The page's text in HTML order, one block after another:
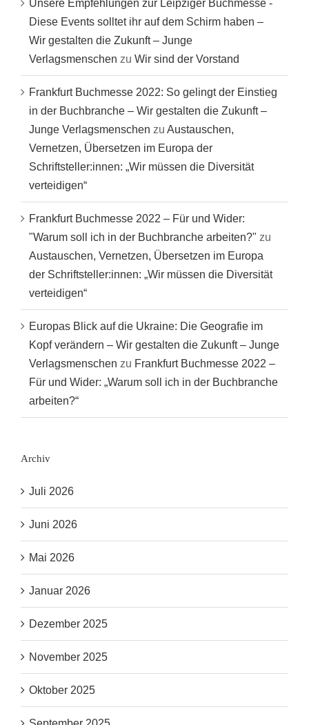
Unsere Empfehlungen zur Leipziger Buchmesse -
Diese Events solltet ihr auf dem Schirm haben –
Wir gestalten die Zukunft – Junge
Verlagsmenschen zu Wir sind der Vorstand
Frankfurt Buchmesse 2022: So gelingt der Einstieg
in der Buchbranche – Wir gestalten die Zukunft –
Junge Verlagsmenschen zu Austauschen,
Vernetzen, Übersetzen im Europa der
Schriftsteller:innen: „Wir müssen die Diversität
verteidigen“
Frankfurt Buchmesse 2022 – Für und Wider:
"Warum soll ich in der Buchbranche arbeiten?" zu
Austauschen, Vernetzen, Übersetzen im Europa
der Schriftsteller:innen: „Wir müssen die Diversität
verteidigen“
Europas Blick auf die Ukraine: Die Geografie im
Kopf verändern – Wir gestalten die Zukunft – Junge
Verlagsmenschen zu Frankfurt Buchmesse 2022 –
Für und Wider: „Warum soll ich in der Buchbranche
arbeiten?“
Archiv
Juli 2026
Juni 2026
Mai 2026
Januar 2026
Dezember 2025
November 2025
Oktober 2025